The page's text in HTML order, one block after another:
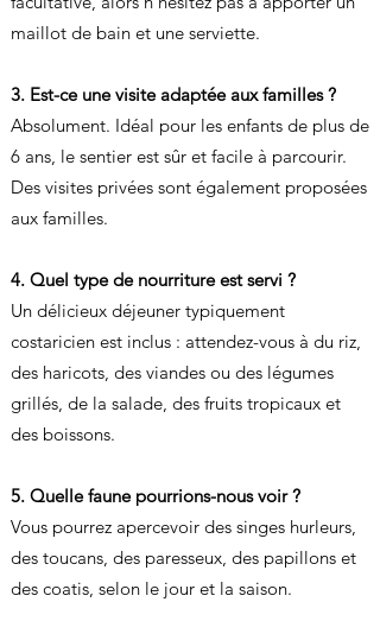
maillot de bain et une serviette.
3. Est-ce une visite adaptée aux familles ?
Absolument. Idéal pour les enfants de plus de
6 ans, le sentier est sûr et facile à parcourir.
Des visites privées sont également proposées
aux familles.
4. Quel type de nourriture est servi ?
Un délicieux déjeuner typiquement
costaricien est inclus : attendez-vous à du riz,
des haricots, des viandes ou des légumes
grillés, de la salade, des fruits tropicaux et
des boissons.
5. Quelle faune pourrions-nous voir ?
Vous pourrez apercevoir des singes hurleurs,
des toucans, des paresseux, des papillons et
des coatis, selon le jour et la saison.